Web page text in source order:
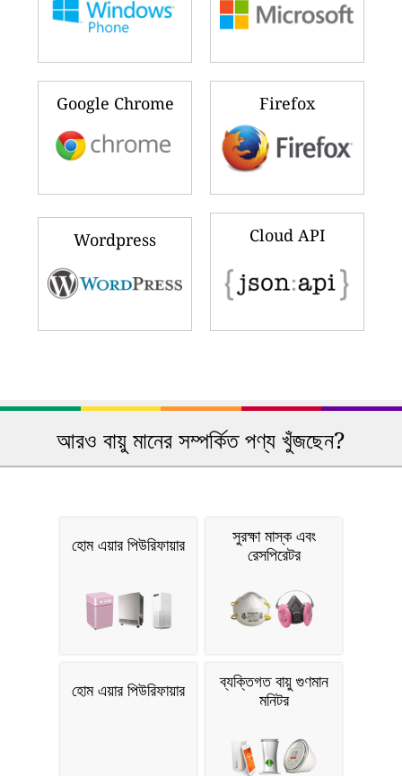
Google Chrome Firefox
Wordpress Cloud API
আরও বায়ু মানের সম্পর্কিত পণ্য খুঁজছেন?
হোম এয়ার পিউরিফায়ার
সুরক্ষা মাস্ক এবং
রেসপিরেটর
হোম এয়ার পিউরিফায়ার
ব্যক্তিগত বায়ু গুণমান
মনিটর